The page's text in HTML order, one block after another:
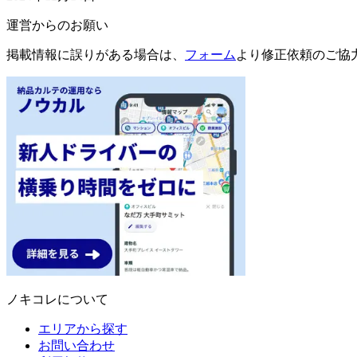
運営からのお願い
掲載情報に誤りがある場合は、 フォーム より修正依頼のご協
ノキコレについて
エリアから探す
お問い合わせ